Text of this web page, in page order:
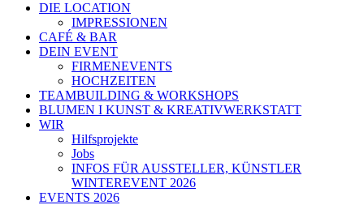
DIE LOCATION
IMPRESSIONEN
CAFÉ & BAR
DEIN EVENT
FIRMENEVENTS
HOCHZEITEN
TEAMBUILDING & WORKSHOPS
BLUMEN I KUNST & KREATIVWERKSTATT
WIR
Hilfsprojekte
Jobs
INFOS FÜR AUSSTELLER, KÜNSTLER
WINTEREVENT 2026
EVENTS 2026